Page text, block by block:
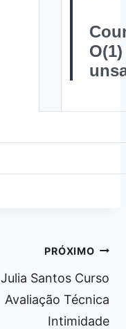
PRÓXIMO
Julia Santos Curso
Avaliação Técnica
Intimidade